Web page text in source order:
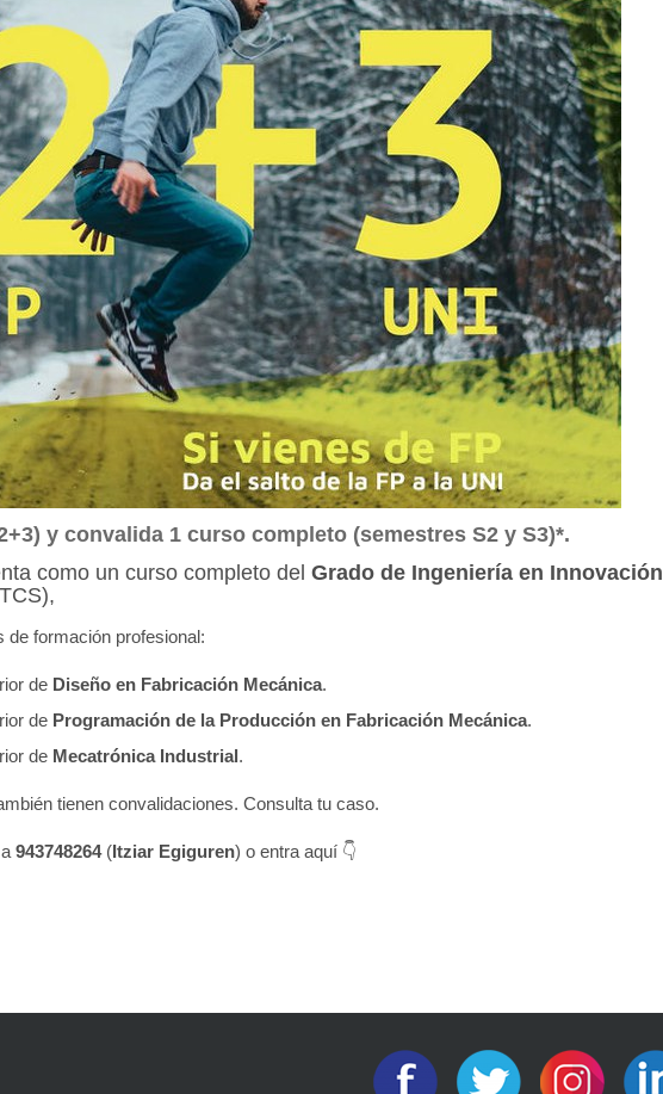
y convalida 1 curso completo (semestres S2 y S3)*.
como un curso completo del Grado de Ingeniería en Innovación
formación profesional:
de Diseño en Fabricación Mecánica.
de Programación de la Producción en Fabricación Mecánica.
de Mecatrónica Industrial.
tienen convalidaciones. Consulta tu caso.
943748264(Itziar Egiguren) o entra aquí 👇